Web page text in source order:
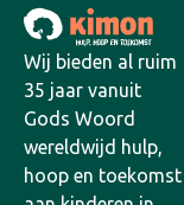
Wij bieden al ruim
35 jaar vanuit
Gods Woord
wereldwijd hulp,
hoop en toekomst